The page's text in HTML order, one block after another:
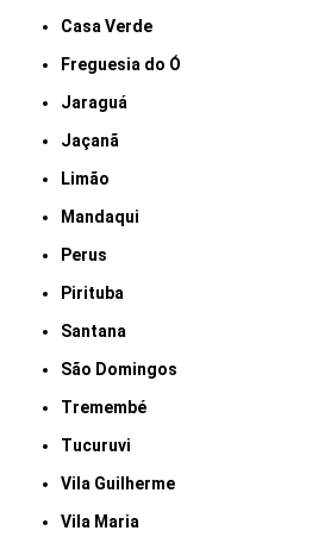
Casa Verde
Freguesia do Ó
Jaraguá
Jaçanã
Limão
Mandaqui
Perus
Pirituba
Santana
São Domingos
Tremembé
Tucuruvi
Vila Guilherme
Vila Maria